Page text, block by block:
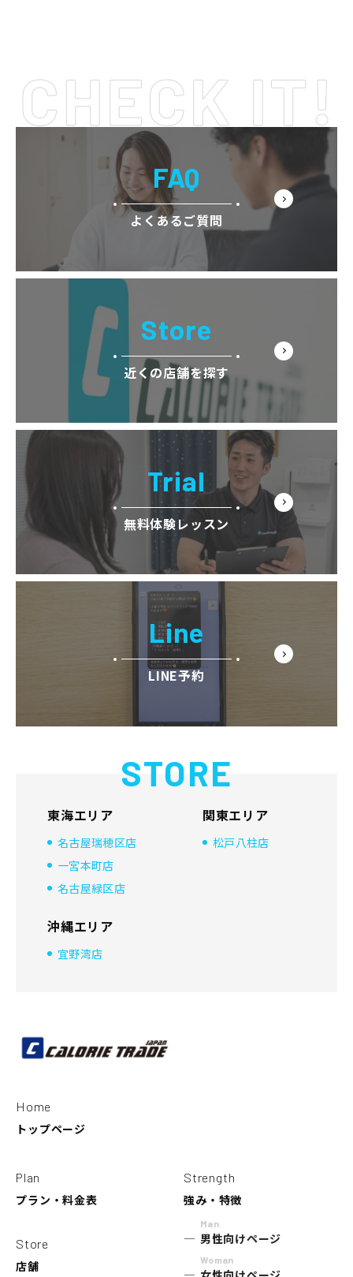
FAQ
よくあるご質問
Store
近くの店舗を探す
Trial
無料体験レッスン
Line
LINE予約
STORE
東海エリア
名古屋瑞穂区店
一宮本町店
名古屋緑区店
関東エリア
松戸八柱店
沖縄エリア
宜野湾店
Home
トップページ
Plan
プラン・料金表
Store
店舗
Strength
強み・特徴
Man
男性向けページ
Woman